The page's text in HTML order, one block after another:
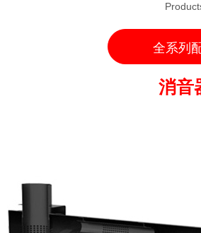
全系列
消音